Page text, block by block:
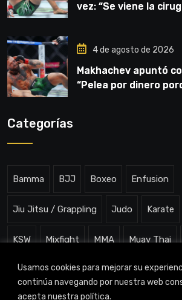
Usamos cookies para mejorar su
continúa navegando por nuestra web
acepta nuestra política.
vez: “Se viene la
4 de agosto de 2026
Makhachev apuntó
“Pelea por dinero
Categorías
Bamma BJJ Boxeo Enfusion
Jiu Jitsu / Grappling Judo Karate
KSW Mixfight MMA Muay Thai
One ChampionShip Slam Arena